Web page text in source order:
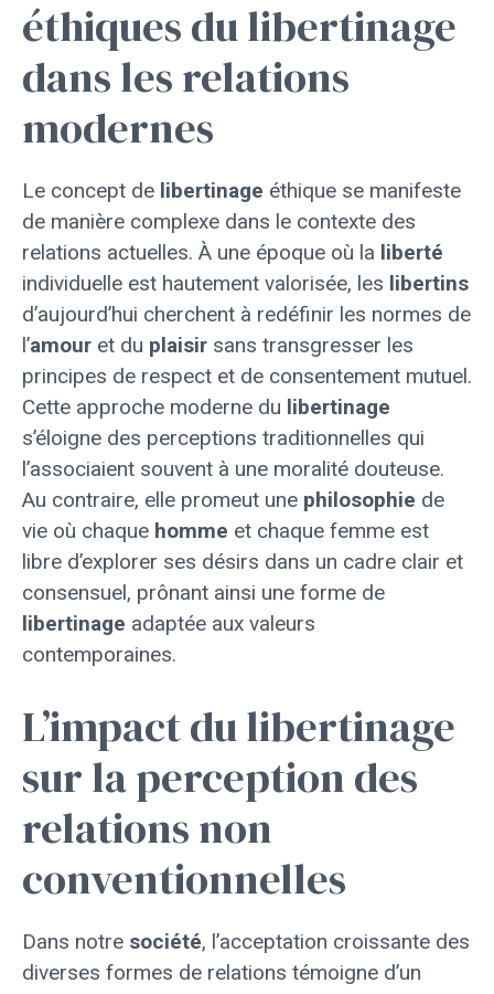
éthiques du libertinage
dans les relations
modernes
Le concept de libertinage éthique se manifeste
de manière complexe dans le contexte des
relations actuelles. À une époque où la liberté
individuelle est hautement valorisée, les libertins
d’aujourd’hui cherchent à redéfinir les normes de
l’amour et du plaisir sans transgresser les
principes de respect et de consentement mutuel.
Cette approche moderne du libertinage
s’éloigne des perceptions traditionnelles qui
l’associaient souvent à une moralité douteuse.
Au contraire, elle promeut une philosophie de
vie où chaque homme et chaque femme est
libre d’explorer ses désirs dans un cadre clair et
consensuel, prônant ainsi une forme de
libertinage adaptée aux valeurs
contemporaines.
L’impact du libertinage
sur la perception des
relations non
conventionnelles
Dans notre société, l’acceptation croissante des
diverses formes de relations témoigne d’un